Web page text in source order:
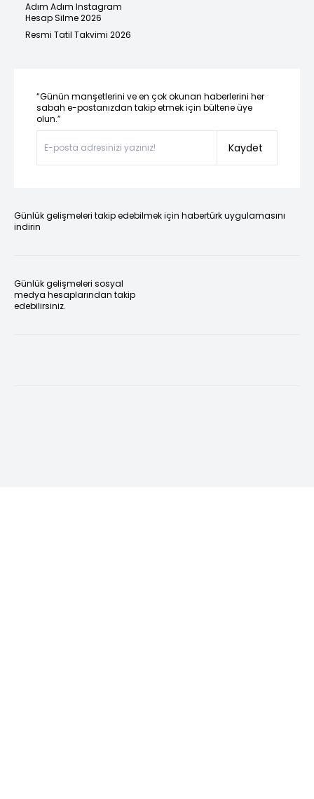
Adım Adım Instagram
Hesap Silme 2026
Resmi Tatil Takvimi 2026
“Günün manşetlerini ve en çok okunan haberlerini her
sabah e-postanızdan takip etmek için bültene üye
olun.”
Kaydet
Günlük gelişmeleri takip edebilmek için habertürk uygulamasını
indirin
Günlük gelişmeleri sosyal
medya hesaplarından takip
edebilirsiniz.